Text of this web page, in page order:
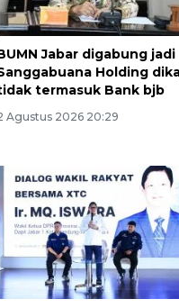
Jabar digabung jadi
Holding
termasuk Bank bjb
Agustus 2026 20:29